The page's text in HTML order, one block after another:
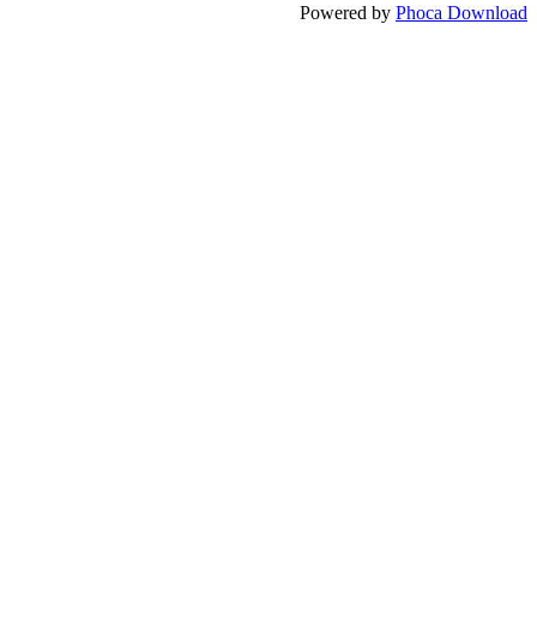
Powered by Phoca Download